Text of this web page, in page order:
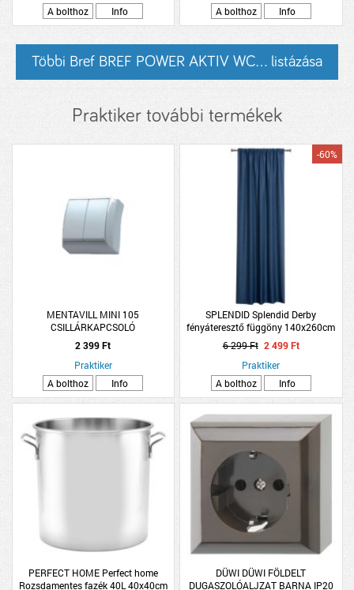
A bolthoz
Info
A bolthoz
Info
Többi Bref BREF POWER AKTIV WC... listázása
Praktiker további termékek
MENTAVILL MINI 105
CSILLÁRKAPCSOLÓ
2 399 Ft
Praktiker
A bolthoz
Info
SPLENDID Splendid Derby
fényáteresztő függöny 140x260cm
kék
-60%
6 299 Ft 2 499 Ft
Praktiker
A bolthoz
Info
PERFECT HOME Perfect home
Rozsdamentes fazék 40L 40x40cm
DÜWI DÜWI FÖLDELT
DUGASZOLÓALJZAT BARNA IP20